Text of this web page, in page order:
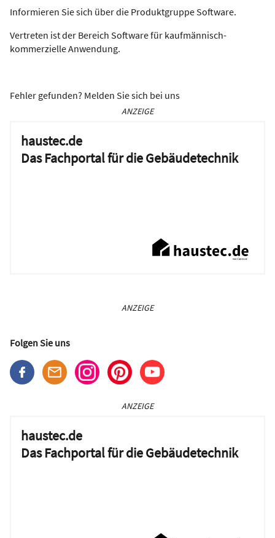
Informieren Sie sich über die Produktgruppe Software.
Vertreten ist der Bereich Software für kaufmännisch-
kommerzielle Anwendung.
Fehler gefunden? Melden Sie sich bei uns
ANZEIGE
haustec.de
Das Fachportal für die Gebäudetechnik
ANZEIGE
Folgen Sie uns
ANZEIGE
haustec.de
Das Fachportal für die Gebäudetechnik